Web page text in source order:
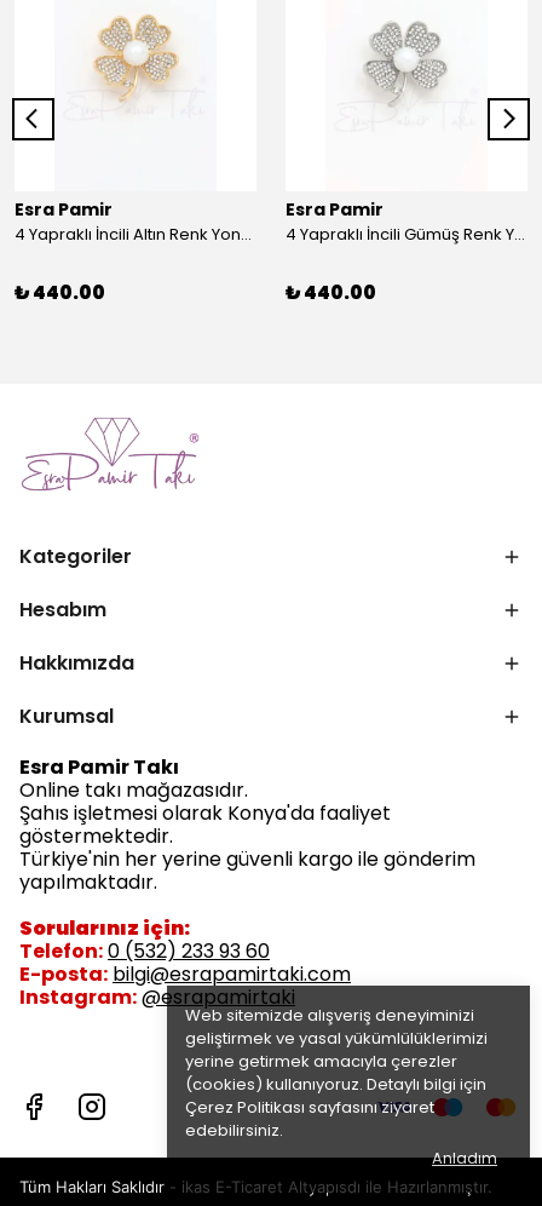
Web sitemizde alışveriş deneyiminizi
geliştirmek ve yasal yükümlülüklerimizi
yerine getirmek amacıyla çerezler
(cookies) kullanıyoruz. Detaylı bilgi için
Çerez Politikası sayfasını ziyaret
edebilirsiniz.
Anladım
Esra Pamir
4 Yapraklı İncili Altın Renk Yonca Broş
₺ 440.00
Esra Pamir
4 Yapraklı İncili Gümüş Renk Yonca Broş
₺ 440.00
Kategoriler
Hesabım
Hakkımızda
Kurumsal
Esra Pamir Takı
Online takı mağazasıdır.
Şahıs işletmesi olarak Konya'da faaliyet
göstermektedir.
Türkiye'nin her yerine güvenli kargo ile gönderim
yapılmaktadır.
Sorularınız için:
Telefon:0 (532) 233 93 60
E-posta: bilgi@esrapamirtaki.com
Instagram:@esrapamirtaki
Tüm Hakları Saklıdır - ikas E-Ticaret Altyapısdı ile Hazırlanmıştır.